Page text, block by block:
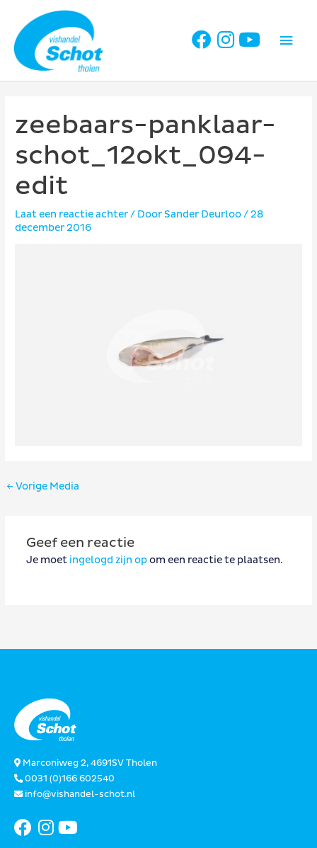
inhoud
zeebaars-panklaar-
schot_12okt_094-
edit
Laat een reactie achter/ DoorSander Deurloo/ 28
december 2016
Bericht
← Vorige Media
Geef een reactie
Je moet ingelogd zijn opom een reactie te plaatsen.
Marconiweg 2, 4691SV Tholen
0031 (0)166 602540
info@vishandel-schot.nl